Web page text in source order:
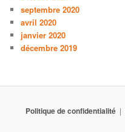
septembre 2020
avril 2020
janvier 2020
décembre 2019
Politique de confidentialité